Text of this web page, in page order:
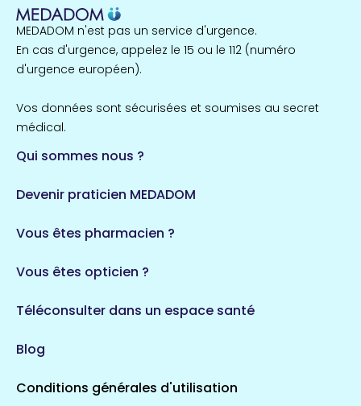
MEDADOM n'est pas un service d'urgence.
En cas d'urgence, appelez le 15 ou le 112 (numéro
d'urgence européen).
Vos données sont sécurisées et soumises au secret
médical.
Qui sommes nous ?
Devenir praticien MEDADOM
Vous êtes pharmacien ?
Vous êtes opticien ?
Téléconsulter dans un espace santé
Blog
Conditions générales d'utilisation